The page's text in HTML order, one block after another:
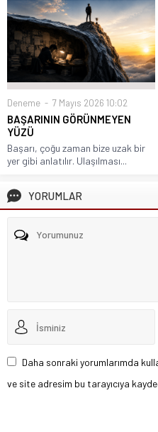
Deneme 7 Mayıs 2026 10:02
BAŞARININ GÖRÜNMEYEN
YÜZÜ
Başarı, çoğu zaman bize uzak bir
yer gibi anlatılır. Ulaşılması...
YORUMLAR
Daha sonraki yorumlarımda
ve site adresim bu tarayıcıya